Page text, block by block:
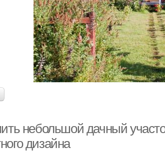
небольшой дачный
дизайна